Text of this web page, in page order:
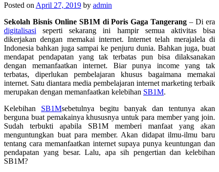
Posted on April 27, 2019 by admin
Sekolah Bisnis Online SB1M di Poris Gaga Tangerang – Di era
digitalisasi seperti sekarang ini hampir semua aktivitas bisa
dikerjakan dengan memakai internet. Internet telah merajalela di
Indonesia bahkan juga sampai ke penjuru dunia. Bahkan juga, buat
mendapat pendapatan yang tak terbatas pun bisa dilaksanakan
dengan memanfaatkan internet. Biar punya income yang tak
terbatas, diperlukan pembelajaran khusus bagaimana memakai
internet. Satu diantara media pembelajaran internet marketing terbaik
merupakan dengan memanfaatkan kelebihan SB1M.
Kelebihan SB1Msebetulnya begitu banyak dan tentunya akan
berguna buat pemakainya khususnya untuk para member yang join.
Sudah terbukti apabila SB1M memberi manfaat yang akan
menguntungkan buat para member. Akan didapat ilmu-ilmu baru
tentang cara memanfaatkan internet supaya punya keuntungan dan
pendapatan yang besar. Lalu, apa sih pengertian dan kelebihan
SB1M?